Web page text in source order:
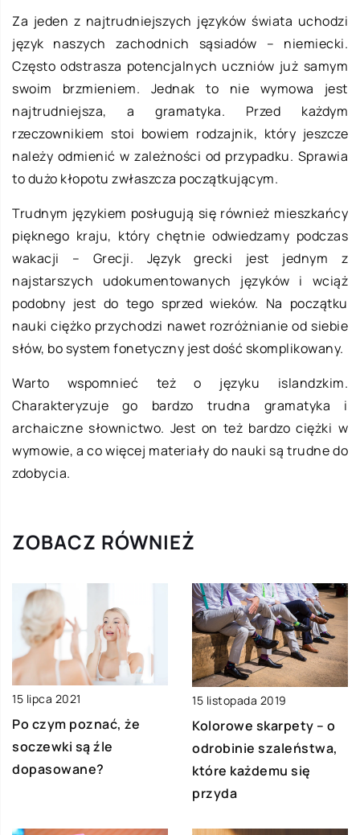
Za jeden z najtrudniejszych języków świata uchodzi
język naszych zachodnich sąsiadów – niemiecki.
Często odstrasza potencjalnych uczniów już samym
swoim brzmieniem. Jednak to nie wymowa jest
najtrudniejsza, a gramatyka. Przed każdym
rzeczownikiem stoi bowiem rodzajnik, który jeszcze
należy odmienić w zależności od przypadku. Sprawia
to dużo kłopotu zwłaszcza początkującym.
Trudnym językiem posługują się również mieszkańcy
pięknego kraju, który chętnie odwiedzamy podczas
wakacji – Grecji. Język grecki jest jednym z
najstarszych udokumentowanych języków i wciąż
podobny jest do tego sprzed wieków. Na początku
nauki ciężko przychodzi nawet rozróżnianie od siebie
słów, bo system fonetyczny jest dość skomplikowany.
Warto wspomnieć też o języku islandzkim.
Charakteryzuje go bardzo trudna gramatyka i
archaiczne słownictwo. Jest on też bardzo ciężki w
wymowie, a co więcej materiały do nauki są trudne do
zdobycia.
ZOBACZ RÓWNIEŻ
15 lipca 2021
Po czym poznać, że
soczewki są źle
dopasowane?
15 listopada 2019
Kolorowe skarpety – o
odrobinie szaleństwa,
które każdemu się
przyda